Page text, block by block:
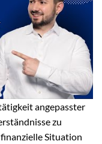
angepasster
zu
Situation